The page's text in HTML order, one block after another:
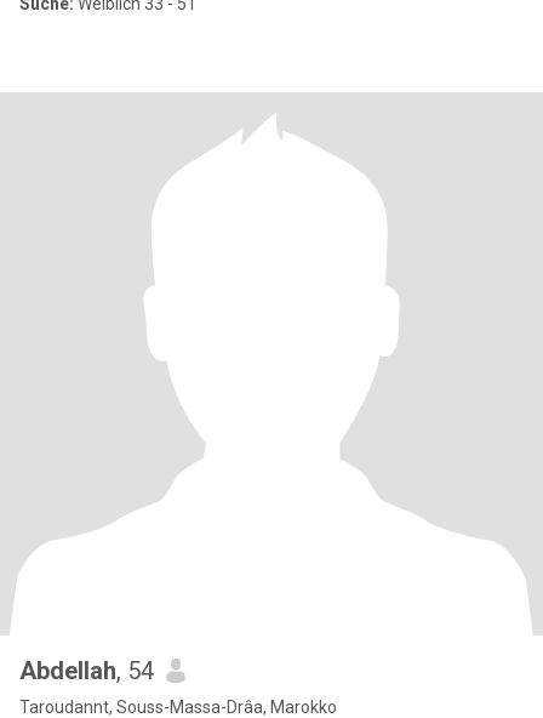
Abdellah, 54
Taroudannt, Souss-Massa-Drâa, Marokko